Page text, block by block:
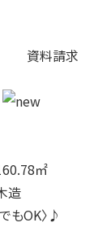
資料請求
㎡
造
もOK〉♪